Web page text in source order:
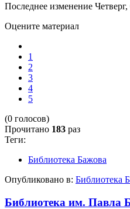
Последнее изменение
Оцените материал
1
2
3
4
5
(0 голосов)
Прочитано 183 раз
Теги:
Библиотека Бажова
Опубликовано в: Библиотека
Библиотека им. Павла